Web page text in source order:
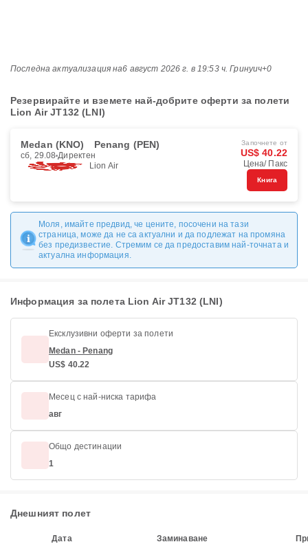
Последна актуализация на6 август 2026 г. в 19:53 ч. Гринуич+0
Резервирайте и вземете най-добрите оферти за полети
Lion Air JT132 (LNI)
Medan (KNO) Penang (PEN)
сб, 29.08 Директен
Lion Air
Започнете от
US$ 40.22
Цена/ Пакс
Книга
Моля, имайте предвид, че цените, посочени на тази
страница, може да не са актуални и да подлежат на промяна
без предизвестие. Стремим се да предоставим най-точната и
актуална информация.
Информация за полета Lion Air JT132 (LNI)
Ексклузивни оферти за полети
Medan - Penang
US$ 40.22
Месец с най-ниска тарифа
авг
Общо дестинации
1
Днешният полет
Дата Заминаване